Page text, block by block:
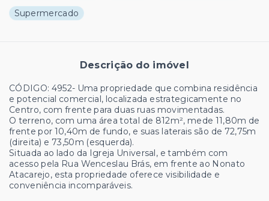
Supermercado
Descrição do imóvel
CÓDIGO: 4952- Uma propriedade que combina residência
e potencial comercial, localizada estrategicamente no
Centro, com frente para duas ruas movimentadas.
O terreno, com uma área total de 812m², mede 11,80m de
frente por 10,40m de fundo, e suas laterais são de 72,75m
(direita) e 73,50m (esquerda).
Situada ao lado da Igreja Universal, e também com
acesso pela Rua Wenceslau Brás, em frente ao Nonato
Atacarejo, esta propriedade oferece visibilidade e
conveniência incomparáveis.